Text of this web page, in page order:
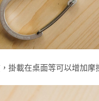
掛載在桌面等可以增加摩